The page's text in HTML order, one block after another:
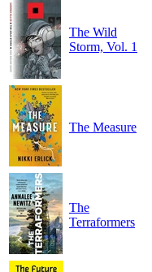
The Wild
Storm, Vol. 1
The Measure
The
Terraformers